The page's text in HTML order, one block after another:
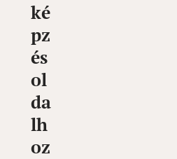
ké
pz
és
ol
da
lh
oz